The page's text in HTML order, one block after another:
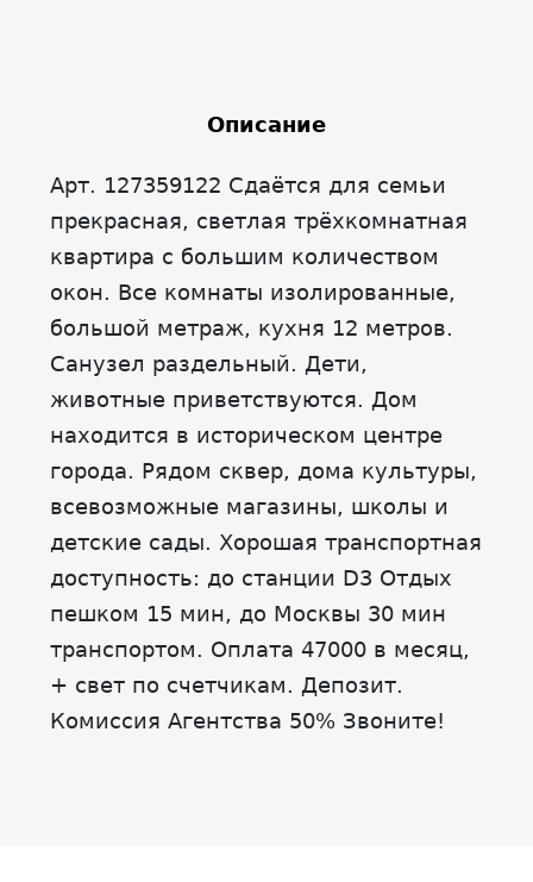
Описание
Арт. 127359122 Сдаётся для семьи
прекрасная, светлая трёхкомнатная
квартира с большим количеством
окон. Все комнаты изолированные,
большой метраж, кухня 12 метров.
Санузел раздельный. Дети,
животные приветствуются. Дом
находится в историческом центре
города. Рядом сквер, дома культуры,
всевозможные магазины, школы и
детские сады. Хорошая транспортная
доступность: до станции D3 Отдых
пешком 15 мин, до Москвы 30 мин
транспортом. Оплата 47000 в месяц,
+ свет по счетчикам. Депозит.
Комиссия Агентства 50% Звоните!